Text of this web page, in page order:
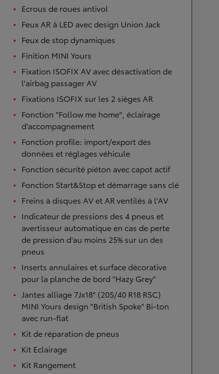
Ecrous de roues antivol
Feux AR à LED avec design Union Jack
Feux de stop dynamiques
Finition MINI Yours
Fixation ISOFIX AV avec désactivation de
l'airbag passager AV
Fixations ISOFIX sur les 2 sièges AR
Fonction "Follow me home", éclairage
d'accompagnement
Fonction profile: import/export des
données et réglages véhicule
Fonction sécurité piéton avec capot actif
Fonction Start&Stop et démarrage sans clé
Freins à disques AV et AR ventilés à l'AV
Indicateur de pressions des 4 pneus et
avertisseur automatique en cas de perte
de pression d'au moins 25% sur un des
pneus
Inserts annulaires et surface décorative
pour la planche de bord "Hazy Grey"
Jantes alliage 7Jx18" (205/40 R18 RSC)
MINI Yours design "British Spoke" Bi-ton
avec run-flat
Kit de réparation de pneus
Kit Eclairage
Kit Rangement